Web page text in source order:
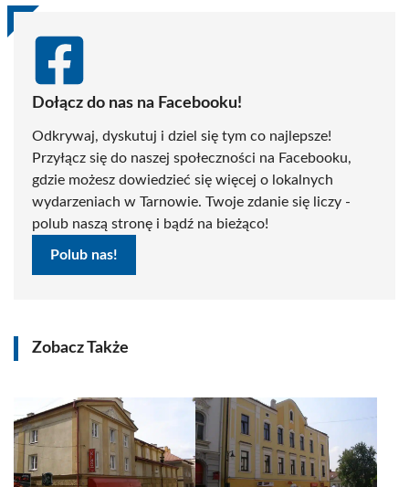
Dołącz do nas na Facebooku!
Odkrywaj, dyskutuj i dziel się tym co najlepsze!
Przyłącz się do naszej społeczności na Facebooku,
gdzie możesz dowiedzieć się więcej o lokalnych
wydarzeniach w Tarnowie. Twoje zdanie się liczy -
polub naszą stronę i bądź na bieżąco!
Polub nas!
Zobacz Także